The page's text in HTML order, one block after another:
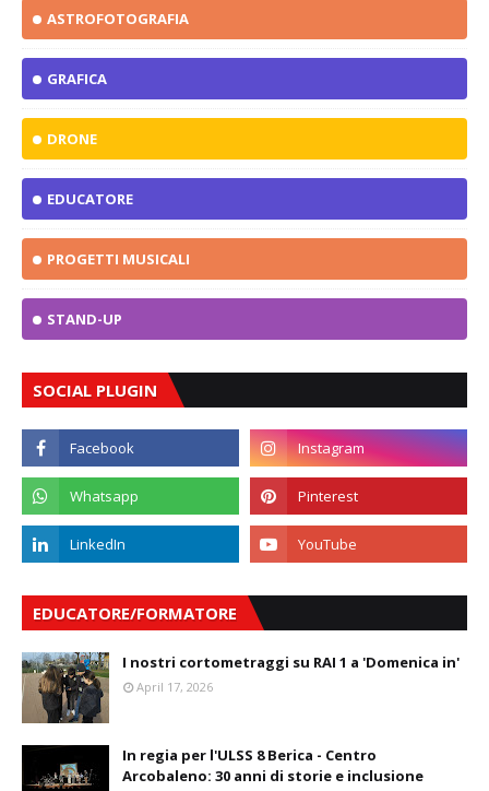
ASTROFOTOGRAFIA
GRAFICA
DRONE
EDUCATORE
PROGETTI MUSICALI
STAND-UP
SOCIAL PLUGIN
EDUCATORE/FORMATORE
I nostri cortometraggi su RAI 1 a 'Domenica in'
April 17, 2026
In regia per l'ULSS 8 Berica - Centro
Arcobaleno: 30 anni di storie e inclusione